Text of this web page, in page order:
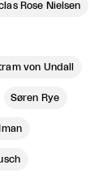
Rose Nielsen
von Undall
Søren Rye